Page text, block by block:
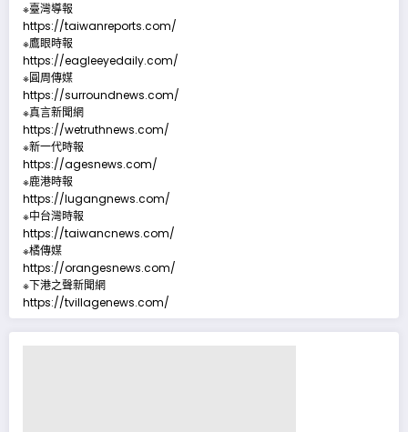
※臺灣導報
https://taiwanreports.com/
※鷹眼時報
https://eagleeyedaily.com/
※圓周傳媒
https://surroundnews.com/
※真言新聞網
https://wetruthnews.com/
※新一代時報
https://agesnews.com/
※鹿港時報
https://lugangnews.com/
※中台灣時報
https://taiwancnews.com/
※橘傳媒
https://orangesnews.com/
※下港之聲新聞網
https://tvillagenews.com/